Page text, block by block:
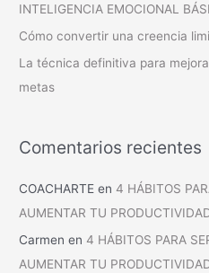
INTELIGENCIA EMOCIONAL
Cómo convertir una creencia
La técnica definitiva para
metas
Comentarios recientes
COACHARTE en4 HÁBITOS
AUMENTAR TU
Carmen en4 HÁBITOS PARA
AUMENTAR TU